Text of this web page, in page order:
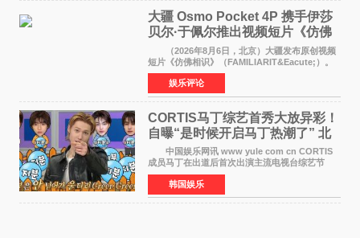
大疆 Osmo Pocket 4P 携手伊莎
贝尔·于佩尔推出视频短片《仿佛
相识》
（2026年8月6日，北京）大疆发布原创视频
短片《仿佛相识》（FAMILIARIT&Eacute;）。
视频短片由戛纳国际电影节最佳女演员伊莎贝尔·
于佩尔（Isabelle Huppert）主演，全程使用大
疆首款双主摄口
娱乐评论
CORTIS马丁综艺首秀大放异彩！
自曝“是时候开启马丁热潮了” 北
美巡演火热进行中
中国娱乐网讯 www yule com cn CORTIS
成员马丁在出道后首次出演主流电视台综艺节
目，展现了多才多艺的魅力。 马丁出演了5日
播出的MBC《Radio Star》Fashion与Passion
之间，I&lsquo;m
韩国娱乐